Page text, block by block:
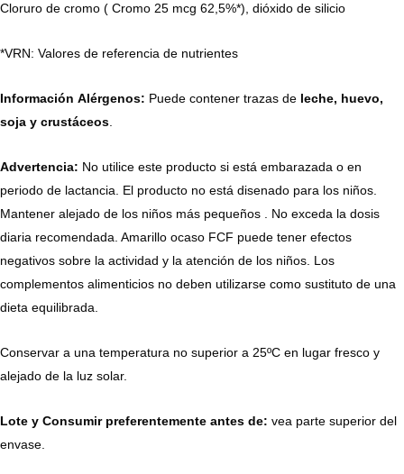
Cloruro de cromo ( Cromo 25 mcg 62,5%*), dióxido de silicio
*VRN: Valores de referencia de nutrientes
Información Alérgenos: Puede contener trazas de leche, huevo,
soja y crustáceos
Advertencia: No utilice este producto si está embarazada o en
periodo de lactancia. El producto no está disenado para los niños.
Mantener alejado de los niños más pequeños . No exceda la dosis
diaria recomendada. Amarillo ocaso FCF puede tener efectos
negativos sobre la actividad y la atención de los niños. Los
complementos alimenticios no deben utilizarse como sustituto de una
dieta equilibrada.
Conservar a una temperatura no superior a 25ºC en lugar fresco y
alejado de la luz solar.
Lote y Consumir preferentemente antes de: vea parte superior del
envase.